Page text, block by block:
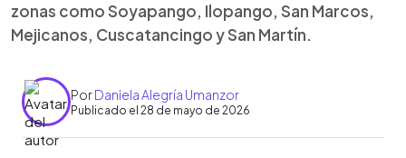
zonas como Soyapango, Ilopango, San Marcos,
Mejicanos, Cuscatancingo y San Martín.
PorDaniela Alegría Umanzor
Publicado el 28 de mayo de 2026